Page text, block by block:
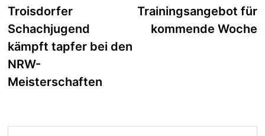
Beitrag:
Troisdorfer
Schachjugend
kämpft tapfer bei den
NRW-
Meisterschaften
Trainingsangebot für
kommende Woche